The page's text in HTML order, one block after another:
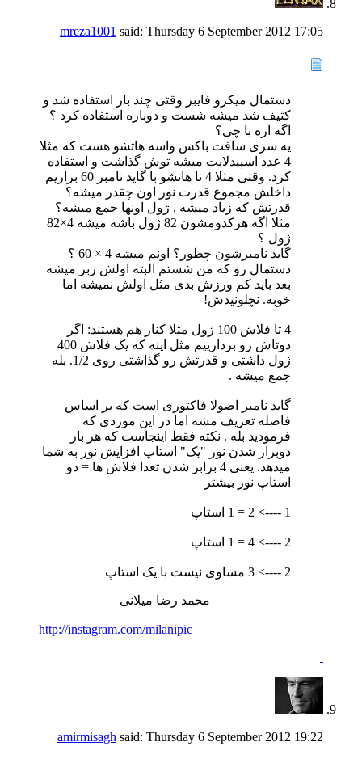
mreza1001 said: Thursday 6 September 2012 17:05
دستمال میکرو فایبر وقتی چند بار استفاده شد و
کثیف شد میشه شست و دوباره استفاده کرد ؟
اگه اره با چی؟
یه سری سافت باکس واسه هاتشو هست که مثلا
4 عدد اسپیدلایت میشه توش گذاشت و استفاده
کرد. وقتی مثلا 4 تا هاتشو با گاید نامبر 60 براریم
داخلش مجموع قدرت نور اون چقدر میشه؟
قدرتش که زیاد میشه , ژول اونها جمع میشه؟
مثلا اگه هرکدومشون 82 ژول باشه میشه 4×82
ژول ؟
گاید نامبرشون چطور؟ اونم میشه 4 × 60 ؟
دستمال رو که من شستم البته اولش زبر میشه
بعد باید کم ورزش بدی مثل اولش نمیشه اما
خوبه. نچلونیدش!
4 تا فلاش 100 ژول مثلا کنار هم هستند: اگر
دوتاش رو بردارییم مثل اینه که یک فلاش 400
ژول داشتی و قدرتش رو گذاشتی روی 1/2. بله
جمع میشه .
گاید نامبر اصولا فاکتوری است که بر اساس
فاصله تعریف مشه اما در این موردی که
فرمودید بله . نکته فقط اینجاست که هر بار
دوبرار شدن نور "یک" استاپ افزایش نور به شما
میدهد. یعنی 4 برابر شدن تعدا فلاش ها = دو
استاپ نور بیشتر
1 ----> 2 = 1 استاپ
2 ----> 4 = 1 استاپ
2 ----> 3 مساوی نیست با یک استاپ
محمد رضا میلانی
http://instagram.com/milanipic
amirmisagh said: Thursday 6 September 2012 19:22